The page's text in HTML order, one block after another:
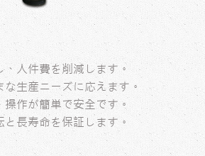
人件費を削減します。
生産ニーズに応えます。
作が簡単で安全です。
長寿命を保証します。